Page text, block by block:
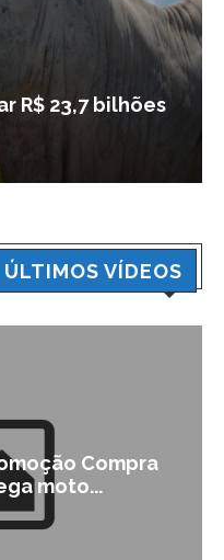
R$ 23,7 bilhões
ÚLTIMOS VÍDEOS
Compra
moto...